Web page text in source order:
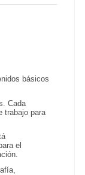
básicos
Cada
trabajo para
el